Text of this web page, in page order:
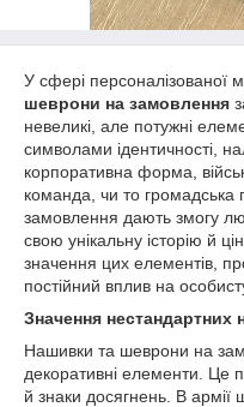
У сфері персоналізованої
шеврони на замовлення
невеликі, але потужні
символами ідентичності,
корпоративна форма,
команда, чи то
замовлення дають змогу
свою унікальну історію й
значення цих елементів,
постійний вплив на
Значення нестандартних
Нашивки та шеврони на
декоративні елементи. Це
й знаки досягнень. В армії